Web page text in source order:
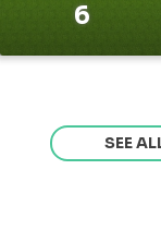
6
SEE